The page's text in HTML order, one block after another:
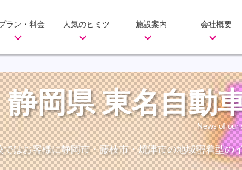
ラン・料金 人気のヒミツ 施設案内 会社概要
静岡県 東名自動
News of our
ではお客様に静岡市・藤枝市・焼津市の地域密着型